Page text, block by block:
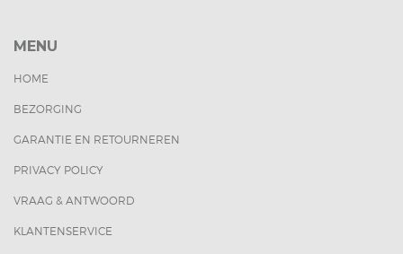
MENU
HOME
BEZORGING
GARANTIE EN RETOURNEREN
PRIVACY POLICY
VRAAG & ANTWOORD
KLANTENSERVICE